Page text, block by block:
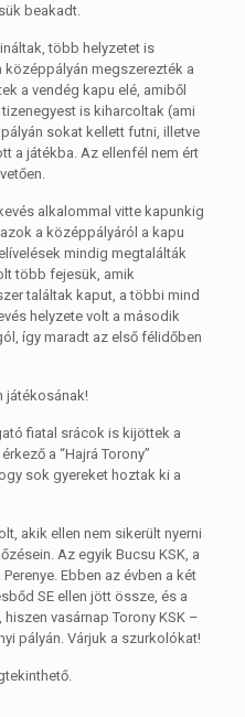
beakadt.
több helyzetet is
megszerezték a
a vendég kapu elé, amiből
is kiharcoltak (ami
sokat kellett futni, illetve
a játékba. Az ellenfél nem ért
alkalommal vitte kapunkig
a középpályáról a kapu
mindig megtalálták
több fejesük, amik
találtak kaput, a többi mind
helyzete volt a második
így maradt az első félidőben
játékosának!
fiatal srácok is kijöttek a
a “Hajrá Torony”
sok gyereket hoztak ki a
akik ellen nem sikerült nyerni
Az egyik Bucsu KSK, a
Ebben az évben a két
SE ellen jött össze, és a
hiszen vasárnap Torony KSK –
pályán. Várjuk a szurkolókat!